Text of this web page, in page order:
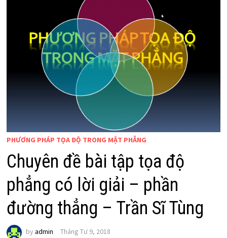
PHƯƠNG PHÁP TỌA ĐỘ TRONG MẶT PHẲNG
Chuyên đề bài tập tọa độ
phẳng có lời giải – phần
đường thẳng – Trần Sĩ Tùng
by admin Tháng Tư 9, 2018